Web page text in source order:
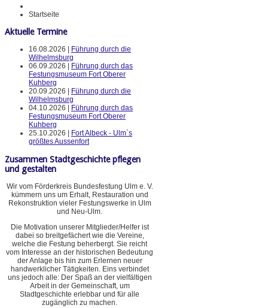
Startseite
Aktuelle Termine
16.08.2026 |
Führung durch die
Wilhelmsburg
06.09.2026 |
Führung durch das
Festungsmuseum Fort Oberer
Kuhberg
20.09.2026 |
Führung durch die
Wilhelmsburg
04.10.2026 |
Führung durch das
Festungsmuseum Fort Oberer
Kuhberg
25.10.2026 |
Fort Albeck - Ulm`s
größtes Aussenfort
Zusammen Stadtgeschichte pflegen
und gestalten
Wir vom Förderkreis Bundesfestung Ulm e. V.
kümmern uns um Erhalt, Restauration und
Rekonstruktion vieler Festungswerke in Ulm
und Neu-Ulm.
Die Motivation unserer Mitglieder/Helfer ist
dabei so breitgefächert wie die Vereine,
welche die Festung beherbergt. Sie reicht
vom Interesse an der historischen Bedeutung
der Anlage bis hin zum Erlernen neuer
handwerklicher Tätigkeiten. Eins verbindet
uns jedoch alle: Der Spaß an der vielfältigen
Arbeit in der Gemeinschaft, um
Stadtgeschichte erlebbar und für alle
zugänglich zu machen.